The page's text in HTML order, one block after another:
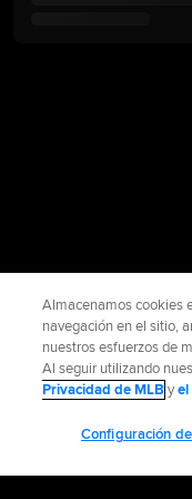
Almacenamos cookies
navegación en el sitio,
nuestros esfuerzos de
Al seguir utilizando
Privacidad de MLB yel
Configuración